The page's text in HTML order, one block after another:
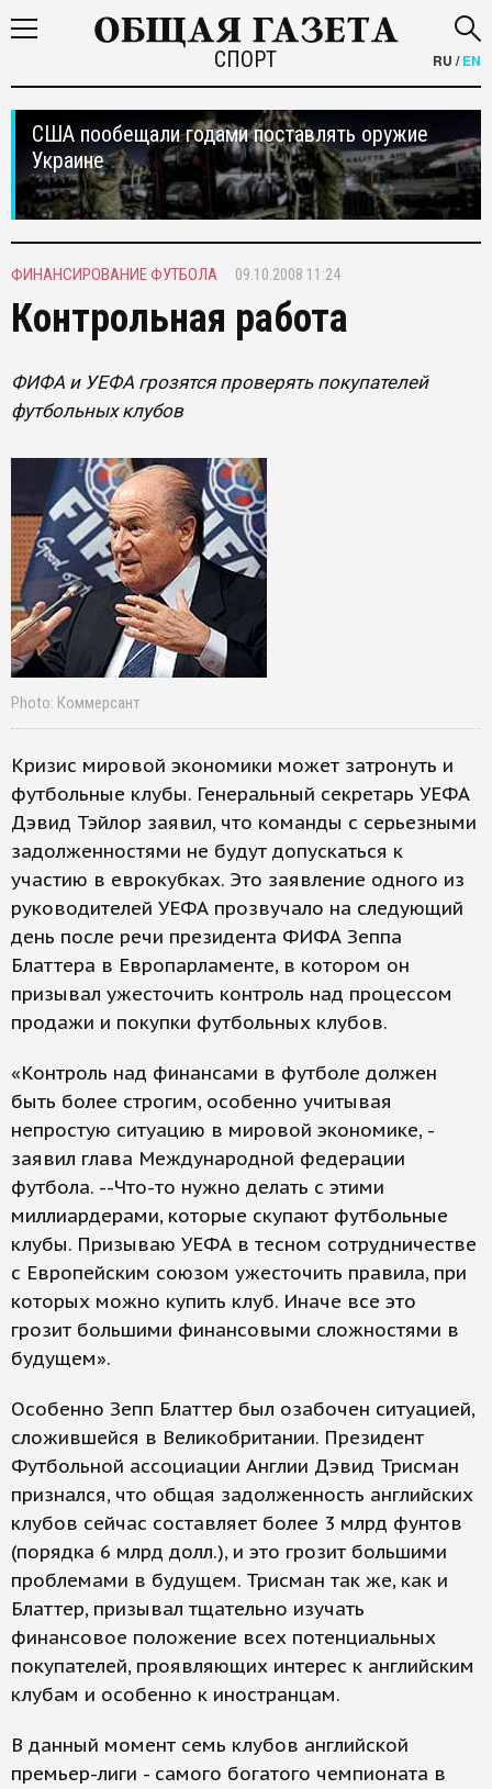
СПОРТ RU /EN
США пообещали годами поставлять оружие
Украине
ФИНАНСИРОВАНИЕ ФУТБОЛА 09.10.2008 11:24
Контрольная работа
ФИФА и УЕФА грозятся проверять покупателей
футбольных клубов
Photo: Коммерсант
Кризис мировой экономики может затронуть и
футбольные клубы. Генеральный секретарь УЕФА
Дэвид Тэйлор заявил, что команды с серьезными
задолженностями не будут допускаться к
участию в еврокубках. Это заявление одного из
руководителей УЕФА прозвучало на следующий
день после речи президента ФИФА Зеппа
Блаттера в Европарламенте, в котором он
призывал ужесточить контроль над процессом
продажи и покупки футбольных клубов.
«Контроль над финансами в футболе должен
быть более строгим, особенно учитывая
непростую ситуацию в мировой экономике, -
заявил глава Международной федерации
футбола. --Что-то нужно делать с этими
миллиардерами, которые скупают футбольные
клубы. Призываю УЕФА в тесном сотрудничестве
с Европейским союзом ужесточить правила, при
которых можно купить клуб. Иначе все это
грозит большими финансовыми сложностями в
будущем».
Особенно Зепп Блаттер был озабочен ситуацией,
сложившейся в Великобритании. Президент
Футбольной ассоциации Англии Дэвид Трисман
признался, что общая задолженность английских
клубов сейчас составляет более 3 млрд фунтов
(порядка 6 млрд долл.), и это грозит большими
проблемами в будущем. Трисман так же, как и
Блаттер, призывал тщательно изучать
финансовое положение всех потенциальных
покупателей, проявляющих интерес к английским
клубам и особенно к иностранцам.
В данный момент семь клубов английской
премьер-лиги - самого богатого чемпионата в